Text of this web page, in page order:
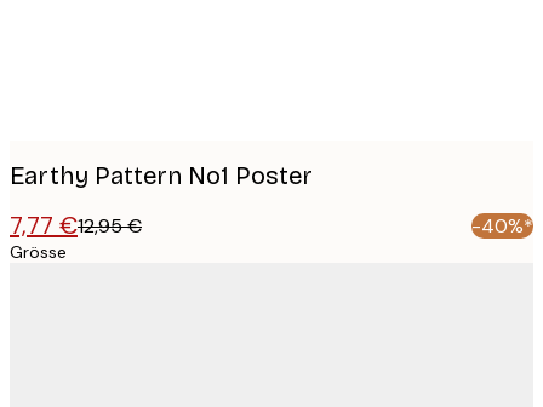
Earthy Pattern No1 Poster
7,77 €12,95 € -40%*
Grösse